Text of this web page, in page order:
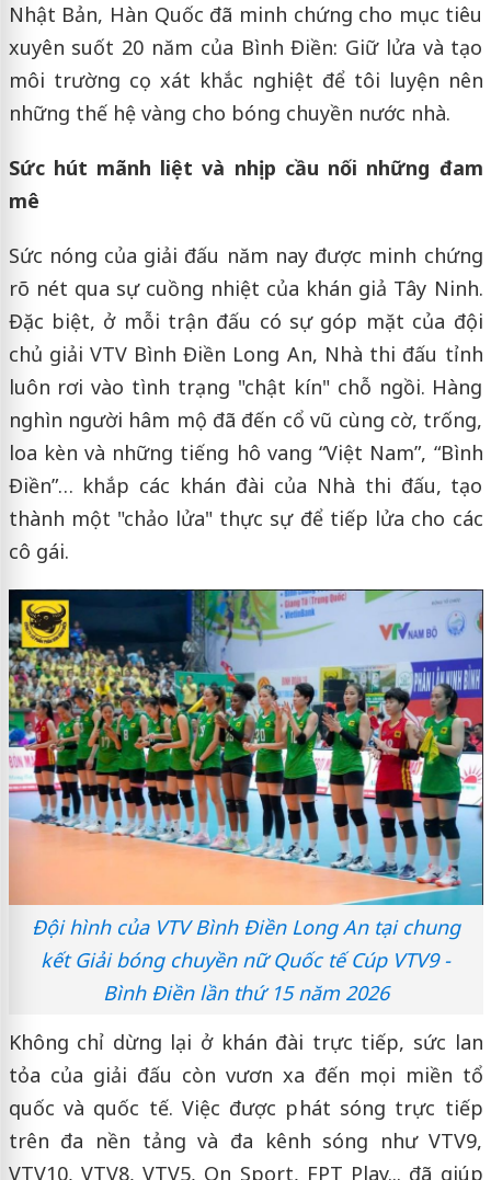
Nhật Bản, Hàn Quốc đã minh chứng cho mục tiêu
xuyên suốt 20 năm của Bình Điền: Giữ lửa và tạo
môi trường cọ xát khắc nghiệt để tôi luyện nên
những thế hệ vàng cho bóng chuyền nước nhà.
Sức hút mãnh liệt và nhịp cầu nối những đam
mê
Sức nóng của giải đấu năm nay được minh chứng
rõ nét qua sự cuồng nhiệt của khán giả Tây Ninh.
Đặc biệt, ở mỗi trận đấu có sự góp mặt của đội
chủ giải VTV Bình Điền Long An, Nhà thi đấu tỉnh
luôn rơi vào tình trạng "chật kín" chỗ ngồi. Hàng
nghìn người hâm mộ đã đến cổ vũ cùng cờ, trống,
loa kèn và những tiếng hô vang “Việt Nam”, “Bình
Điền”… khắp các khán đài của Nhà thi đấu, tạo
thành một "chảo lửa" thực sự để tiếp lửa cho các
cô gái.
Đội hình của VTV Bình Điền Long An tại chung
kết Giải bóng chuyền nữ Quốc tế Cúp VTV9 -
Bình Điền lần thứ 15 năm 2026
Không chỉ dừng lại ở khán đài trực tiếp, sức lan
tỏa của giải đấu còn vươn xa đến mọi miền tổ
quốc và quốc tế. Việc được phát sóng trực tiếp
trên đa nền tảng và đa kênh sóng như VTV9,
VTV10, VTV8, VTV5, On Sport, FPT Play... đã giúp